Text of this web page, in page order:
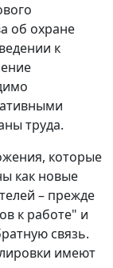
об охране
к
труда.
которые
как новые
– прежде
к работе" и
связь.
имеют